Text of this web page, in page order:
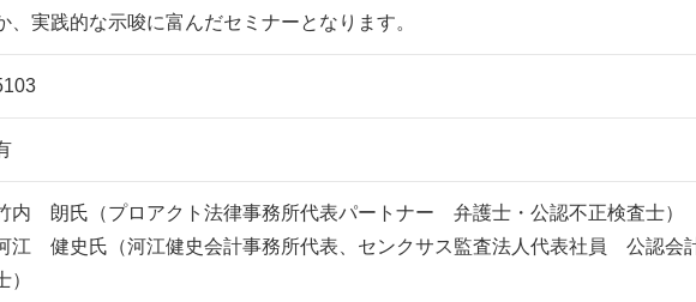
、実践的な示唆に富んだセミナーとなります。
内 朗氏（プロアクト法律事務所代表パートナー 弁護士・公認不正検査士）
江 健史氏（河江健史会計事務所代表、センクサス監査法人代表社員 公認会
）